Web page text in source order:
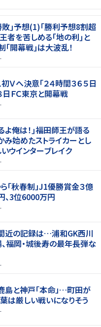
敗｣予想(1)｢勝利予想8割超
者を苦しめる｢地の利｣と
｢開幕戦｣は大波乱！
Ｖへ決意「２４時間３６５日
ＦＣ東京と開幕戦
よ俺は！｣福田師王が語る
み始めたストライカーとし
ウインターブレイク
「秋春制」J1優勝賞金３億
3位6000万円
近の記録は…浦和GK西川
福岡・城後寿の最年長弾な
島と神戸「本命」…町田が
は厳しい戦いになりそう